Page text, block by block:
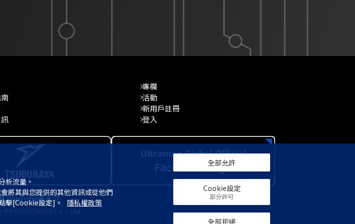
專欄
活動
新用戶註冊
登入
PRODUCTIONS Co., Ltd.
析流量。
擊[Cookie設定]。 隱私權政策
全部允許
Cookie設定
部分許可
全部拒絕